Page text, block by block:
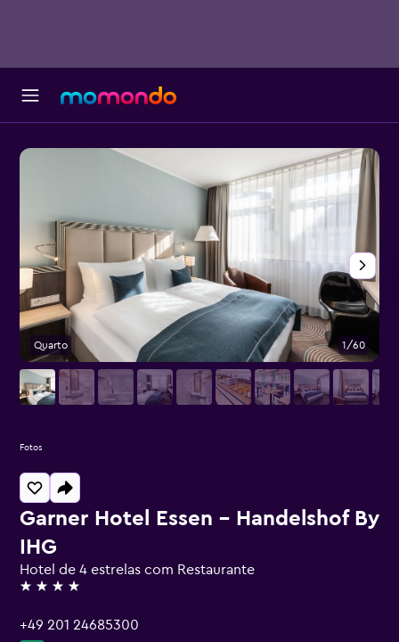
Garner Hotel Essen - Handelshof By
IHG
Hotel de 4 estrelas com Restaurante
4 estrelas
+49 201 24685300
Quarto 1/60
Fotos